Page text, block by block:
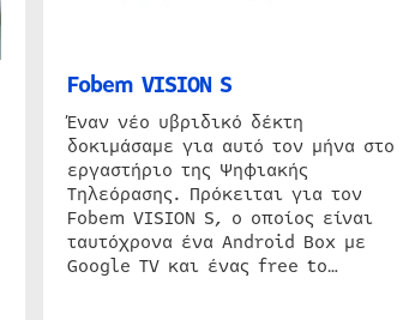
Fobem VISION S
Έναν νέο υβριδικό δέκτη
δοκιμάσαμε για αυτό τον μήνα στο
εργαστήριο της Ψηφιακής
Τηλεόρασης. Πρόκειται για τον
Fobem VISION S, ο οποίος είναι
ταυτόχρονα ένα Android Box με
Google TV και ένας free to…